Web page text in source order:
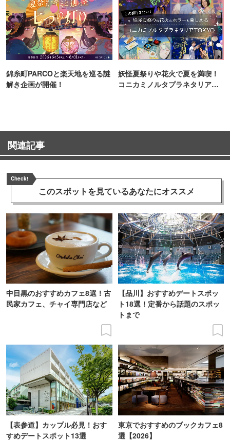
錦糸町PARCOと楽天地を巡る謎
解き企画が開催！
妖怪夏祭りや花火で夏を満喫！
コニカミノルタプラネタリア
関連記事
Check!
このスポットを見ているあなたにオススメ
中目黒のおすすめカフェ8選！古
民家カフェ、チャイ専門店など
【品川】おすすめデートスポッ
ト18選！定番から話題のスポッ
トまで
【表参道】カップル必見！おす
すめデートスポット13選
東京でおすすめのブックカフェ8
選【2026】